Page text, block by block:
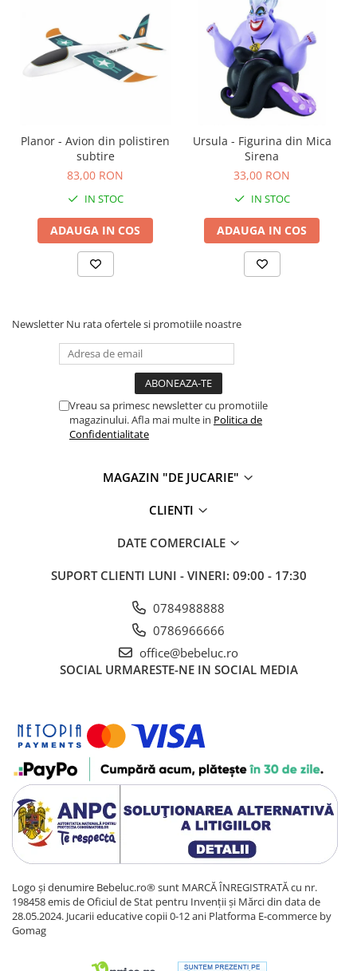
Planor - Avion din polistiren
subtire
83,00 RON
IN STOC
ADAUGA IN COS
Ursula - Figurina din Mica
Sirena
33,00 RON
IN STOC
ADAUGA IN COS
Newsletter Nu rata ofertele si promotiile noastre
Vreau sa primesc newsletter cu promotiile
magazinului. Afla mai multe in Politica de
Confidentialitate
MAGAZIN "DE JUCARIE"
CLIENTI
DATE COMERCIALE
SUPORT CLIENTI LUNI - VINERI: 09:00 - 17:30
0784988888
0786966666
office@bebeluc.ro
SOCIAL URMARESTE-NE IN SOCIAL MEDIA
Logo și denumire Bebeluc.ro® sunt MARCĂ ÎNREGISTRATĂ cu nr.
198458 emis de Oficiul de Stat pentru Invenții și Mărci din data de
28.05.2024. Jucarii educative copii 0-12 ani Platforma E-commerce by
Gomag